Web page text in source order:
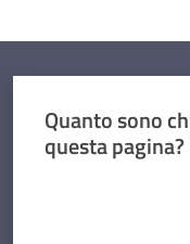
Quanto sono
questa pagina?